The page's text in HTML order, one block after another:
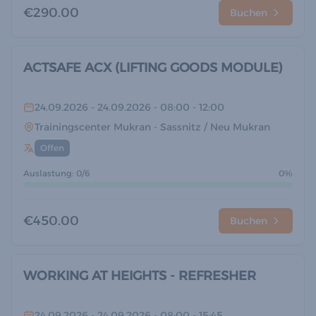
€290.00 Buchen
ACTSAFE ACX (LIFTING GOODS MODULE)
24.09.2026 - 24.09.2026 - 08:00 - 12:00
Trainingscenter Mukran - Sassnitz / Neu Mukran
Offen
Auslastung: 0/6 0%
€450.00 Buchen
WORKING AT HEIGHTS - REFRESHER